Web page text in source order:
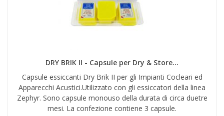
DRY BRIK II - Capsule per Dry & Store...
Capsule essiccanti Dry Brik II per gli Impianti Cocleari ed
Apparecchi Acustici.Utilizzato con gli essiccatori della linea
Zephyr. Sono capsule monouso della durata di circa duetre
mesi. La confezione contiene 3 capsule.